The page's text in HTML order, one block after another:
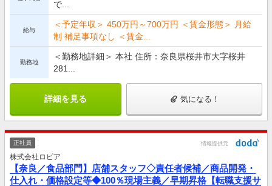
で...
給与
＜予定年収＞ 450万円～700万円 ＜賃金形態＞ 月給
制 補足事項なし ＜賃金...
勤務地
＜勤務地詳細＞ 本社 住所：奈良県桜井市大字桜井
281...
詳細を見る 気になる！
正社員 情報提供元
株式会社ロピア
【奈良／食品部門】店舗スタッフ◇責任者候補／商品開発・
仕入れ・価格設定等◆100％現場主義／早期昇格【転職支援サ